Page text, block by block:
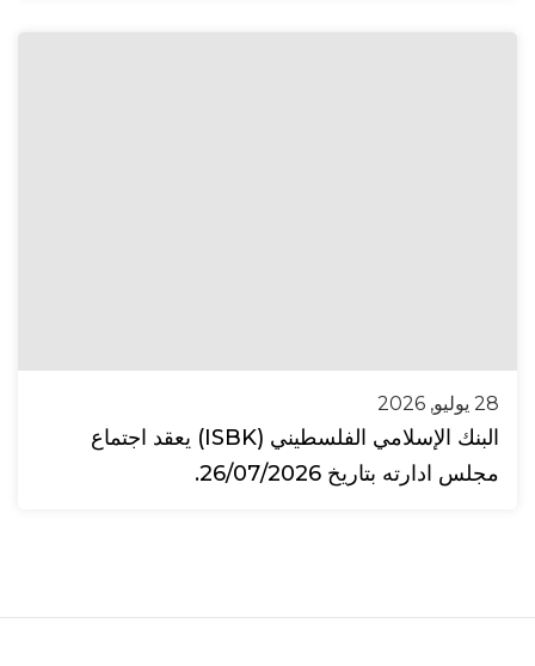
28 يوليو, 2026
البنك الإسلامي الفلسطيني (ISBK) يعقد اجتماع
مجلس ادارته بتاريخ 26/07/2026.